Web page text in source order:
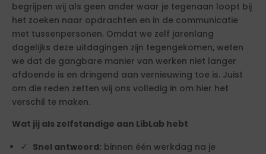
begrijpen wij als geen ander waar je tegenaan loopt bij
het zoeken naar opdrachten en in de communicatie
met tussenpersonen. Omdat we zelf jarenlang
dagelijks deze uitdagingen zijn tegengekomen, weten
we dat de gangbare manier van werken niet langer
afdoende is en dringend aan vernieuwing toe is. Juist
om die reden zetten wij ons volledig in om hier het
verschil te maken.
Wat jij als zelfstandige aan LibLab hebt
Snel antwoord: binnen één werkdag na je